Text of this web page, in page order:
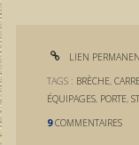
LIEN
TAGS : BRÈCHE,
ÉQUIPAGES, PORTE,
9 COMMENTAIRES